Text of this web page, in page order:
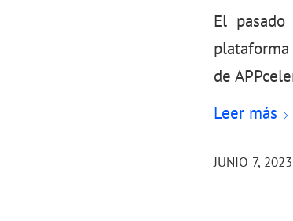
El
de
Leer más
JUNIO 7, 2023